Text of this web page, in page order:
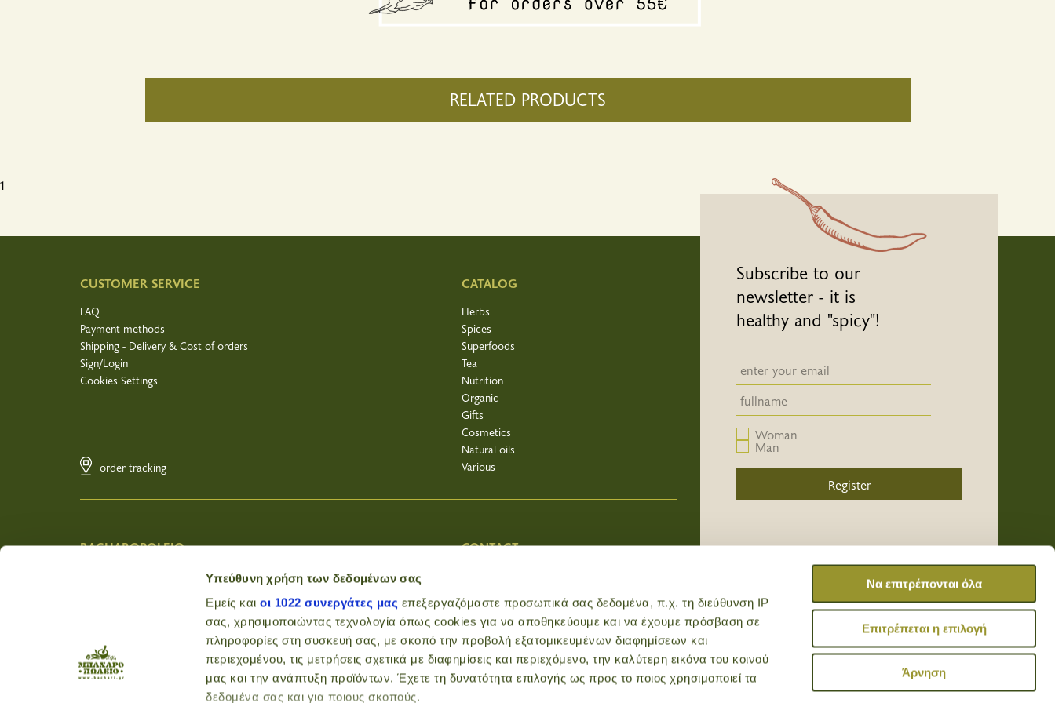
Υπεύθυνη χρήση των δεδομένων σας
Εμείς καιοι 1022 συνεργάτες μας επεξεργαζόμαστε προσωπικά σας δεδομένα, π.χ. τη διεύθυνση IP
σας, χρησιμοποιώντας τεχνολογία όπως cookies για να αποθηκεύουμε και να έχουμε πρόσβαση σε
πληροφορίες στη συσκευή σας, με σκοπό την προβολή εξατομικευμένων διαφημίσεων και
περιεχομένου, τις μετρήσεις σχετικά με διαφημίσεις και περιεχόμενο, την καλύτερη εικόνα του κοινού
μας και την ανάπτυξη προϊόντων. Έχετε τη δυνατότητα επιλογής ως προς το ποιος χρησιμοποιεί τα
δεδομένα σας και για ποιους σκοπούς.
Να επιτρέπονται όλα
Επιτρέπεται η επιλογή
Άρνηση
RELATED PRODUCTS
1
CUSTOMER SERVICE
FAQ
Payment methods
Shipping - Delivery & Cost of orders
Sign/Login
Cookies Settings
order tracking
CATALOG
Herbs
Spices
Superfoods
Tea
Nutrition
Organic
Gifts
Cosmetics
Natural oils
Various
Subscribe to our
newsletter - it is
healthy and "spicy"!
Newsletter email input field
Newsletter email input field
Woman
Man
Register
BACHAROPOLEIO
Recipes
Contact
Terms of Use
CONTACT
Heraklion Crete
Greece
2810 330740
VAT 065200611
info@bachari.gr
/